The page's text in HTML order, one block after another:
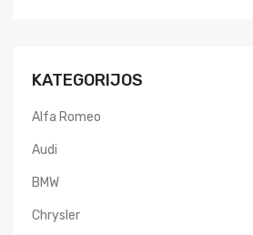
KATEGORIJOS
Alfa Romeo
Audi
BMW
Chrysler